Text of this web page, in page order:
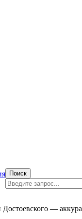
Поиск